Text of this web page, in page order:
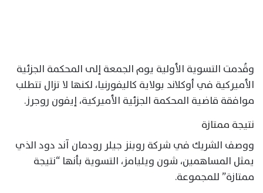
وقُدمت التسوية الأولية يوم الجمعة إلى المحكمة الجزئية
الأميركية في أوكلاند بولاية كاليفورنيا، لكنها لا تزال تتطلب
موافقة قاضية المحكمة الجزئية الأميركية، إيفون روجرز.
نتيجة ممتازة
ووصف الشريك في شركة روبنز جيلر رودمان آند دود الذي
يمثل المساهمين، شون ويليامز، التسوية بأنها “نتيجة
ممتازة” للمجموعة.